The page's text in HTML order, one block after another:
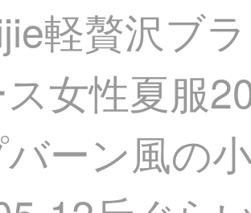
軽贅沢ブ
ス女性夏服
バーン風の